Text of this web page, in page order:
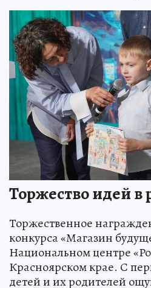
Торжество идей в
Торжественное
конкурса «Магазин
Национальном центре
Красноярском крае. С
детей и их родителей